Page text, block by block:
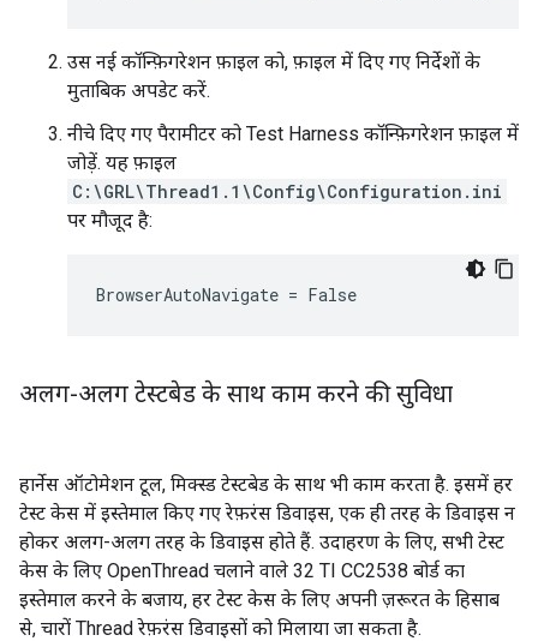
उस नई कॉन्फ़िगरेशन फ़ाइल को, फ़ाइल में दिए गए निर्देशों के
मुताबिक अपडेट करें.
नीचे दिए गए पैरामीटर को Test Harness कॉन्फ़िगरेशन फ़ाइल में
जोड़ें. यह फ़ाइल
C:\GRL\Thread1.1\Config\Configuration.ini
पर मौजूद है:
BrowserAutoNavigate = False
अलग-अलग टेस्टबेड के साथ काम करने की सुविधा
हार्नेस ऑटोमेशन टूल, मिक्स्ड टेस्टबेड के साथ भी काम करता है. इसमें हर
टेस्ट केस में इस्तेमाल किए गए रेफ़रंस डिवाइस, एक ही तरह के डिवाइस न
होकर अलग-अलग तरह के डिवाइस होते हैं. उदाहरण के लिए, सभी टेस्ट
केस के लिए OpenThread चलाने वाले 32 TI CC2538 बोर्ड का
इस्तेमाल करने के बजाय, हर टेस्ट केस के लिए अपनी ज़रूरत के हिसाब
से, चारों Thread रेफ़रंस डिवाइसों को मिलाया जा सकता है.